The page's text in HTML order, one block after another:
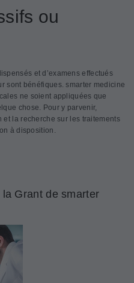
ou
et d’examens effectués
sont bénéfiques. smarter medicine
ne soient appliquées que
chose. Pour y parvenir,
et la recherche sur les traitements
à disposition.
Grant de smarter